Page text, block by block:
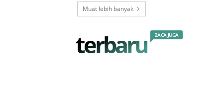
Muat lebih banyak
terbaru BACA JUGA